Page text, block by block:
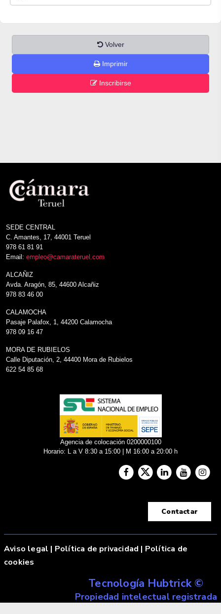
Volver
Imprimir
Inscribirse
SEDE CENTRAL
C. Amantes, 17, 44001 Teruel
978 61 81 91
Email: empleo@camarateruel.com
ALCAÑIZ
Avda. Aragón, 85, 44600 Alcañiz
978 83 46 00
CALAMOCHA
Pasaje Palafox, 1, 44200 Calamocha
978 09 16 47
MORA DE RUBIELOS
Calle Diputación, 2, 44400 Mora de Rubielos
622 54 85 68
Agencia de colocación 0200000100
Horario: L a V 8:30 a 15:00 | M 16:00 a 20:00 h
Contactar
Aviso legal | Política de privacidad | Política de
cookies
Tecnología Hubtrick ©
Propiedad intelectual registrada